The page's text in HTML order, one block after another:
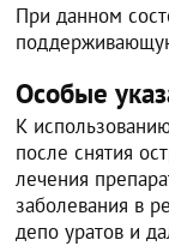
При данном
Особые
К
после снятия
лечения
заболевания в
депо уратов и